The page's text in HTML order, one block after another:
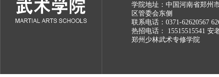
学院地址：中国河南省郑州
区管委会东侧
联系电话：0371-62620567
热招电话： 15515515541 安
郑州少林武术专修学院